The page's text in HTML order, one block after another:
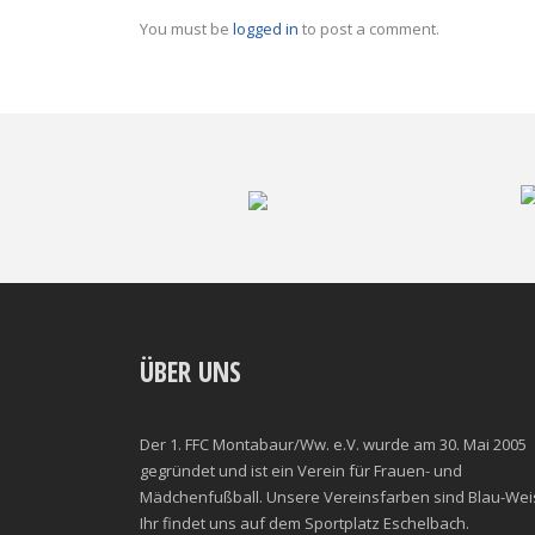
You must be logged in to post a comment.
ÜBER UNS
Der 1. FFC Montabaur/Ww. e.V. wurde am 30. Mai 2005
gegründet und ist ein Verein für Frauen- und
Mädchenfußball. Unsere Vereinsfarben sind Blau-
Ihr findet uns auf dem Sportplatz Eschelbach.